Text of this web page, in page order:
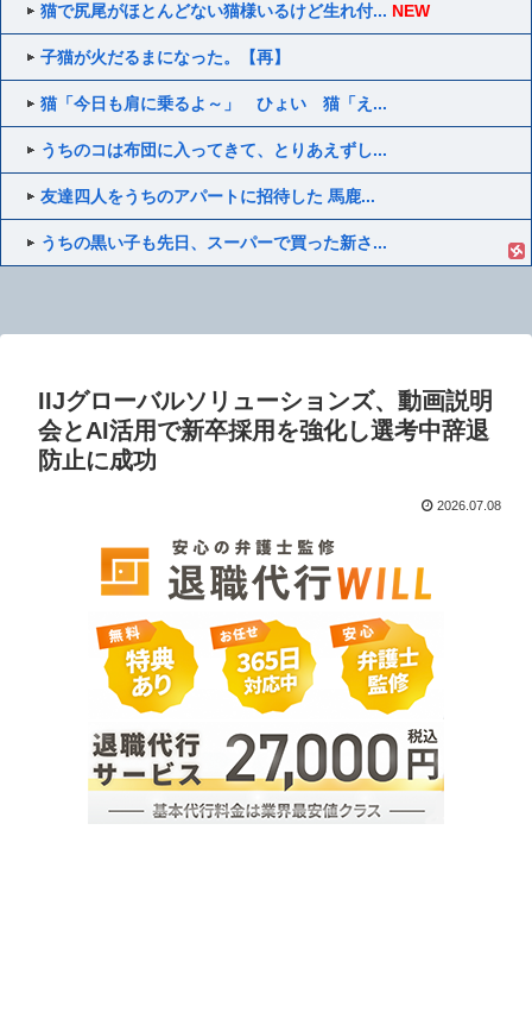
猫で尻尾がほとんどない猫様いるけど生れ付... NEW
子猫が火だるまになった。【再】
猫「今日も肩に乗るよ～」 ひょい 猫「え...
うちのコは布団に入ってきて、とりあえずし...
友達四人をうちのアパートに招待した 馬鹿...
うちの黒い子も先日、スーパーで買った新さ...
IIJグローバルソリューションズ、動画説明
会とAI活用で新卒採用を強化し選考中辞退
防止に成功
2026.07.08